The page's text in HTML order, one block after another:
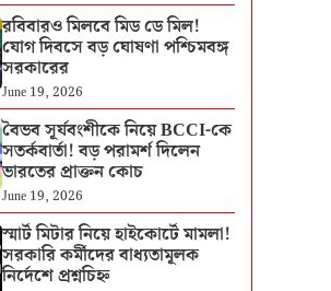
রবিবারও মিলবে মিড ডে মিল!
যোগ দিবসে বড় ঘোষণা পশ্চিমবঙ্গ
সরকারের
June 19, 2026
বৈভব সূর্যবংশীকে নিয়ে BCCI-কে
সতর্কবার্তা! বড় পরামর্শ দিলেন
ভারতের প্রাক্তন কোচ
June 19, 2026
স্মার্ট মিটার নিয়ে হাইকোর্টে মামলা!
সরকারি কর্মীদের বাধ্যতামূলক
নির্দেশে প্রশ্নচিহ্ন